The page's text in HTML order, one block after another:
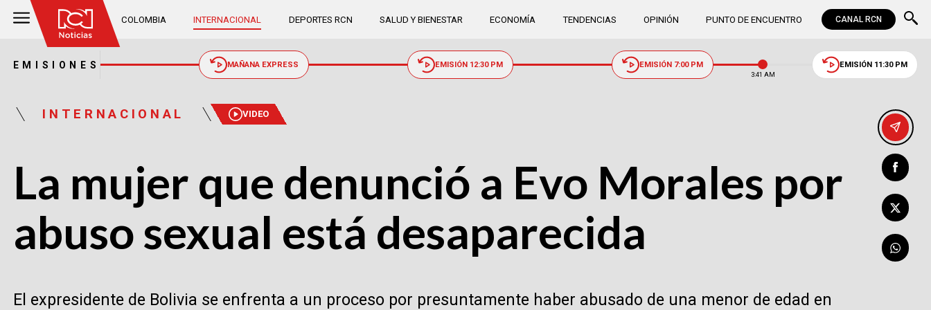
COLOMBIA INTERNACIONAL DEPORTES RCN SALUD Y BIENESTAR ECONOMÍA TENDENCIAS OPINIÓN PUNTO DE ENCUENTRO CANAL RCN
EMISIONES MAÑANA EXPRESS EMISIÓN 12:30 PM EMISIÓN 7:00 PM
3:41 AM
EMISIÓN 11:30 PM
INTERNACIONAL VIDEO
La mujer que denunció a Evo Morales por
abuso sexual está desaparecida
El expresidente de Bolivia se enfrenta a un proceso por presuntamente haber abusado de una menor de edad en